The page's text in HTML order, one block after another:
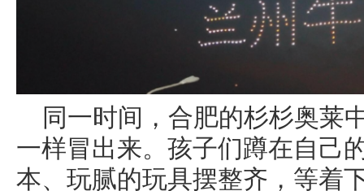
同一时间，合肥的杉杉奥莱
一样冒出来。孩子们蹲在自己
本、玩腻的玩具摆整齐，等着